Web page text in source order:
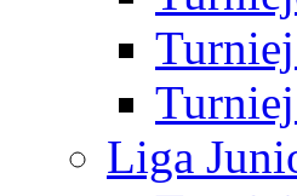
Liga